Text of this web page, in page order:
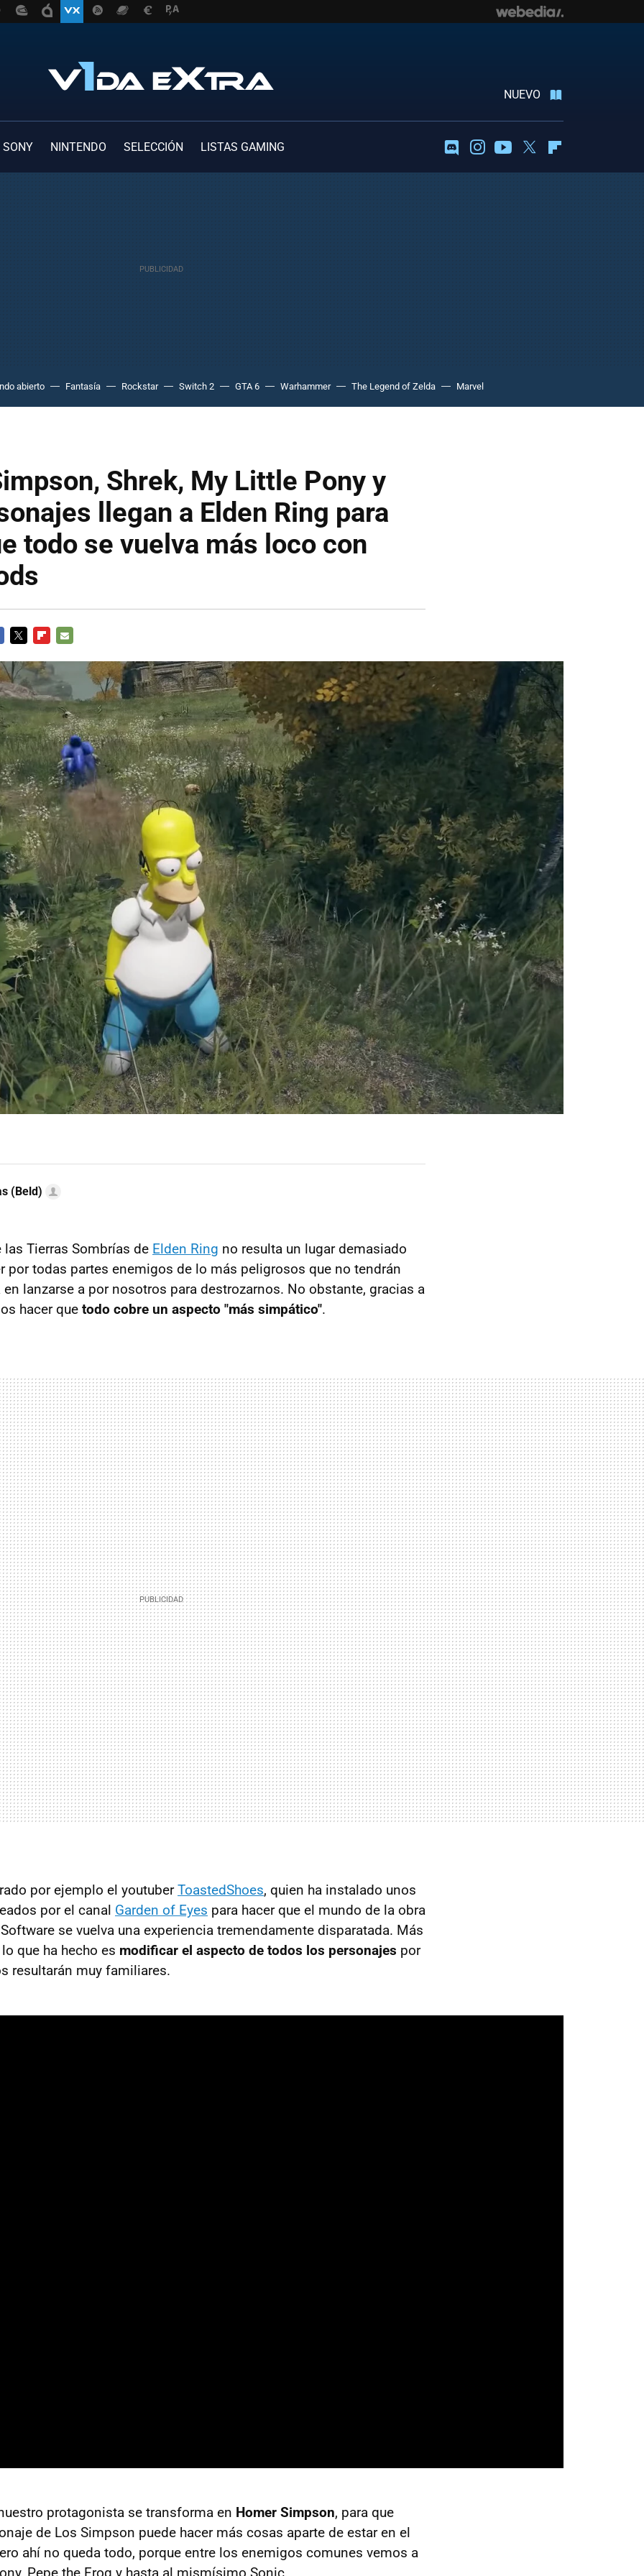
NUEVO
SONY NINTENDO SELECCIÓN LISTAS GAMING DiscordInstagramYoutubeTwitter
abierto Fantasía Rockstar Switch 2 GTA 6 Warhammer The Legend of Zelda Marvel
Shrek, My Little Pony y
llegan a Elden Ring para
todo se vuelva más loco con
(Beld)
Tierras Sombrías de Elden Ring no resulta un lugar demasiado
por todas partes enemigos de lo más peligrosos que no tendrán
lanzarse a por nosotros para destrozarnos. No obstante, gracias a
hacer que todo cobre un aspecto "más simpático".
por ejemplo el youtuberToastedShoes, quien ha instalado unos
por el canal Garden of Eyes para hacer que el mundo de la obra
se vuelva una experiencia tremendamente disparatada. Más
que ha hecho es modificar el aspecto de todos los personajes por
resultarán muy familiares.
protagonista se transforma en Homer Simpson, para que
de Los Simpson puede hacer más cosas aparte de estar en el
ahí no queda todo, porque entre los enemigos comunes vemos a
Pepe the Frog y hasta al mismísimo Sonic.